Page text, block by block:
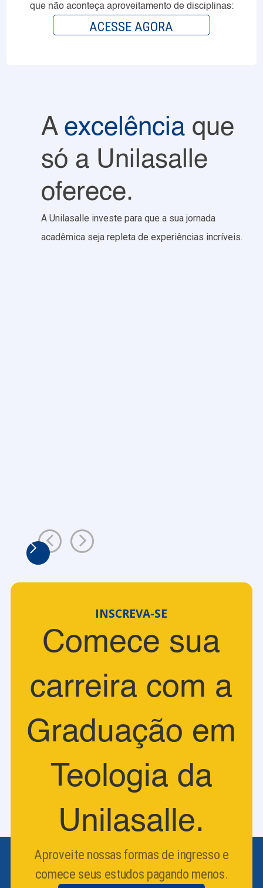
que não aconteça aproveitamento de disciplinas:
ACESSE AGORA
A excelênciaque
só a Unilasalle
oferece.
A Unilasalle investe para que a sua jornada
acadêmica seja repleta de experiências incríveis.
INSCREVA-SE
Comece sua
carreira com a
Graduação em
Teologia da
Unilasalle.
Aproveite nossas formas de ingresso e
comece seus estudos pagando menos.